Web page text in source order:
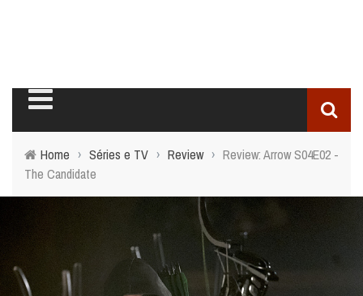
Home › Séries e TV › Review › Review: Arrow S04E02 -
The Candidate